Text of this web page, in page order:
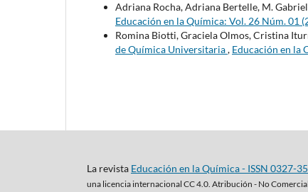
Adriana Rocha, Adriana Bertelle, M.
Educación en la Química: Vol. 26 Núm. 01
Romina Biotti, Graciela Olmos, Cristina
de Química Universitaria, Educación en la
La revista Educación en la Química - ISSN 0327-
una licencia internacional CC 4.0. Atribución - No